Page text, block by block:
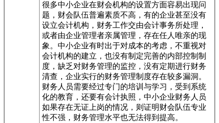
很多中小企业在财会机构的设置方面容易出现问
题，财会队伍普遍素质不高，有的企业甚至没有
设立会计机构，财务工作交由会计事务所处理，
或者由企业管理者亲属管理，存在任人唯亲的现
象。中小企业有时出于对成本的考虑，不重视对
会计机构的建立，也没有制定完善的内部控制制
度，缺乏对财务管理的监控，没有定期进行财务
清查，企业实行的财务管理制度存在较多漏洞。
财务人员需要经过专门的培训与学习，受到系统
化的教育，还要有会计执照，中小企业财务人员
如果存在无证上岗的情况，则证明财会队伍专业
性不强，财务管理水平也无法得到提高。